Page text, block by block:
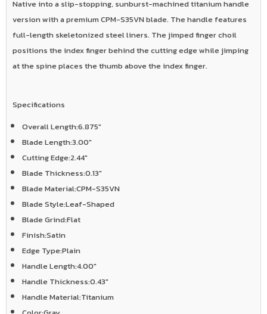
Native into a slip-stopping, sunburst-machined titanium handle
version with a premium CPM-S35VN blade. The handle features
full-length skeletonized steel liners. The jimped finger choil
positions the index finger behind the cutting edge while jimping
at the spine places the thumb above the index finger.
Specifications
Overall Length:6.875"
Blade Length:3.00"
Cutting Edge:2.44"
Blade Thickness:0.13"
Blade Material:CPM-S35VN
Blade Style:Leaf-Shaped
Blade Grind:Flat
Finish:Satin
Edge Type:Plain
Handle Length:4.00"
Handle Thickness:0.43"
Handle Material:Titanium